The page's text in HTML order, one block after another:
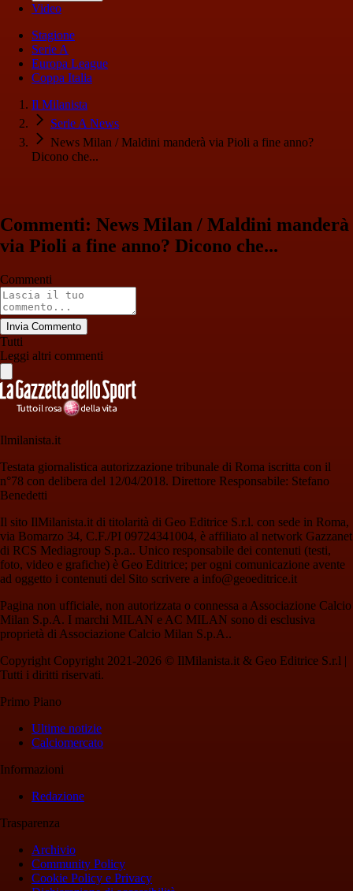
Video
Stagione
Serie A
Europa League
Coppa Italia
Il Milanista
Serie A News
News Milan / Maldini manderà via Pioli a fine anno?
Dicono che...
Commenti: News Milan / Maldini manderà
via Pioli a fine anno? Dicono che...
Commenti
Invia Commento
Tutti
Leggi altri commenti
Ilmilanista.it
Testata giornalistica autorizzazione tribunale di Roma iscritta con il
n°78 con delibera del 12/04/2018. Direttore Responsabile: Stefano
Benedetti
Il sito IlMilanista.it di titolarità di Geo Editrice S.r.l. con sede in Roma,
via Bomarzo 34, C.F./PI 09724341004, è affiliato al network Gazzanet
di RCS Mediagroup S.p.a.. Unico responsabile dei contenuti (testi,
foto, video e grafiche) è Geo Editrice; per ogni comunicazione avente
ad oggetto i contenuti del Sito scrivere a info@geoeditrice.it
Pagina non ufficiale, non autorizzata o connessa a Associazione Calcio
Milan S.p.A. I marchi MILAN e AC MILAN sono di esclusiva
proprietà di Associazione Calcio Milan S.p.A..
Copyright Copyright 2021-2026 © IlMilanista.it & Geo Editrice S.r.l |
Tutti i diritti riservati.
Primo Piano
Ultime notizie
Calciomercato
Informazioni
Redazione
Trasparenza
Archivio
Community Policy
Cookie Policy e Privacy